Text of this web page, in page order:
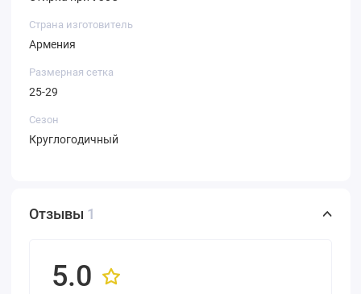
Страна изготовитель
Армения
Размерная сетка
25-29
Сезон
Круглогодичный
Отзывы 1
5.0